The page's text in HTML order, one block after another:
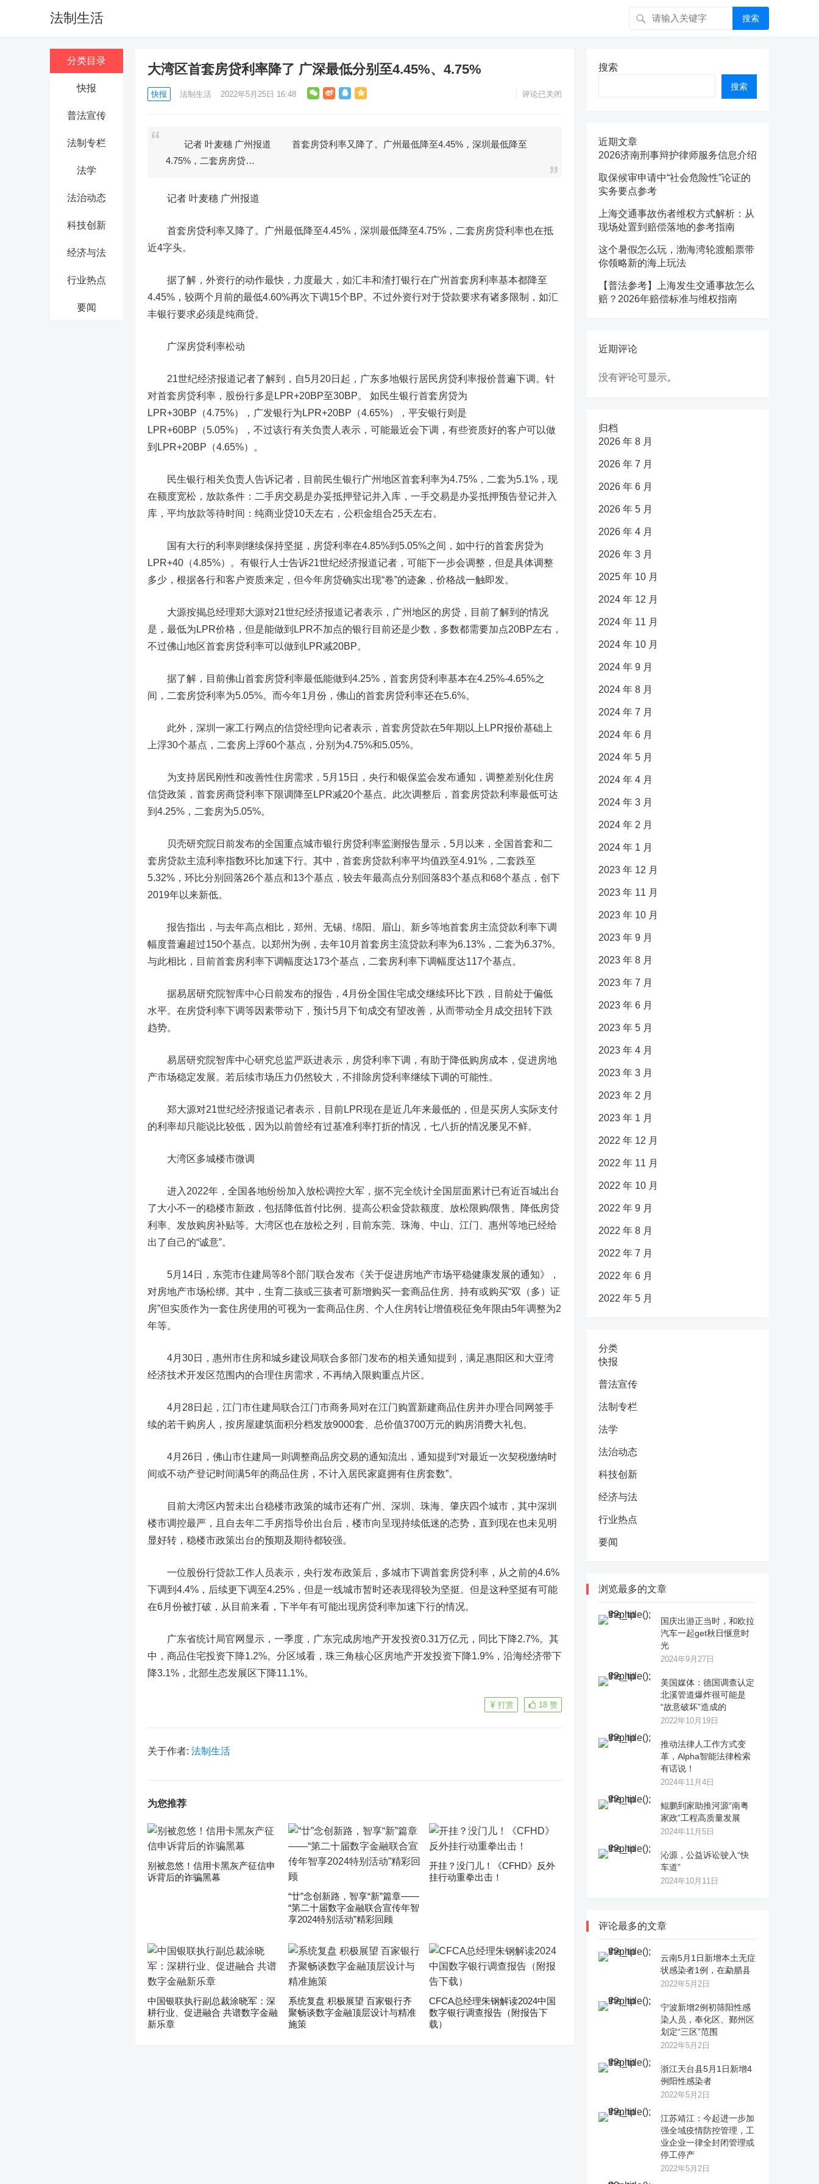
法制生活 搜索
分类目录
快报
普法宣传
法制专栏
法学
法治动态
科技创新
经济与法
行业热点
要闻
大湾区首套房贷利率降了 广深最低分别至4.45%、4.75%
快报 法制生活 2022年5月25日 16:48 评论已关闭
记者 叶麦穗 广州报道 首套房贷利率又降了。广州最低降至4.45%，深圳最低降至
4.75%，二套房房贷…
记者 叶麦穗 广州报道
首套房贷利率又降了。广州最低降至4.45%，深圳最低降至4.75%，二套房房贷利率也在抵
近4字头。
据了解，外资行的动作最快，力度最大，如汇丰和渣打银行在广州首套房利率基本都降至
4.45%，较两个月前的最低4.60%再次下调15个BP。不过外资行对于贷款要求有诸多限制，如汇
丰银行要求必须是纯商贷。
广深房贷利率松动
21世纪经济报道记者了解到，自5月20日起，广东多地银行居民房贷利率报价普遍下调。针
对首套房贷利率，股份行多是LPR+20BP至30BP。 如民生银行首套房贷为
LPR+30BP（4.75%），广发银行为LPR+20BP（4.65%）， 平安银行则是
LPR+60BP（5.05%），不过该行有关负责人表示，可能最近会下调，有些资质好的客户可以做
到LPR+20BP（4.65%）。
民生银行相关负责人告诉记者，目前民生银行广州地区首套利率为4.75%，二套为5.1%，现
在额度宽松，放款条件：二手房交易是办妥抵押登记并入库，一手交易是办妥抵押预告登记并入
库，平均放款等待时间：纯商业贷10天左右，公积金组合25天左右。
国有大行的利率则继续保持坚挺，房贷利率在4.85%到5.05%之间，如中行的首套房贷为
LPR+40（4.85%）。有银行人士告诉21世纪经济报道记者，可能下一步会调整，但是具体调整
多少，根据各行和客户资质来定，但今年房贷确实出现“卷”的迹象，价格战一触即发。
大源按揭总经理郑大源对21世纪经济报道记者表示，广州地区的房贷，目前了解到的情况
是，最低为LPR价格，但是能做到LPR不加点的银行目前还是少数，多数都需要加点20BP左右，
不过佛山地区首套房贷利率可以做到LPR减20BP。
据了解，目前佛山首套房贷利率最低能做到4.25%，首套房贷利率基本在4.25%-4.65%之
间，二套房贷利率为5.05%。而今年1月份，佛山的首套房贷利率还在5.6%。
此外，深圳一家工行网点的信贷经理向记者表示，首套房贷款在5年期以上LPR报价基础上
上浮30个基点，二套房上浮60个基点，分别为4.75%和5.05%。
为支持居民刚性和改善性住房需求，5月15日，央行和银保监会发布通知，调整差别化住房
信贷政策，首套房商贷利率下限调降至LPR减20个基点。此次调整后，首套房贷款利率最低可达
到4.25%，二套房为5.05%。
贝壳研究院日前发布的全国重点城市银行房贷利率监测报告显示，5月以来，全国首套和二
套房贷款主流利率指数环比加速下行。其中，首套房贷款利率平均值跌至4.91%，二套跌至
5.32%，环比分别回落26个基点和13个基点，较去年最高点分别回落83个基点和68个基点，创下
2019年以来新低。
报告指出，与去年高点相比，郑州、无锡、绵阳、眉山、新乡等地首套房主流贷款利率下调
幅度普遍超过150个基点。以郑州为例，去年10月首套房主流贷款利率为6.13%，二套为6.37%。
与此相比，目前首套房利率下调幅度达173个基点，二套房利率下调幅度达117个基点。
据易居研究院智库中心日前发布的报告，4月份全国住宅成交继续环比下跌，目前处于偏低
水平。在房贷利率下调等因素带动下，预计5月下旬成交有望改善，从而带动全月成交扭转下跌
趋势。
易居研究院智库中心研究总监严跃进表示，房贷利率下调，有助于降低购房成本，促进房地
产市场稳定发展。若后续市场压力仍然较大，不排除房贷利率继续下调的可能性。
郑大源对21世纪经济报道记者表示，目前LPR现在是近几年来最低的，但是买房人实际支付
的利率却只能说比较低，因为以前曾经有过基准利率打折的情况，七八折的情况屡见不鲜。
大湾区多城楼市微调
进入2022年，全国各地纷纷加入放松调控大军，据不完全统计全国层面累计已有近百城出台
了大小不一的稳楼市新政，包括降低首付比例、提高公积金贷款额度、放松限购/限售、降低房贷
利率、发放购房补贴等。大湾区也在放松之列，目前东莞、珠海、中山、江门、惠州等地已经给
出了自己的“诚意”。
5月14日，东莞市住建局等8个部门联合发布《关于促进房地产市场平稳健康发展的通知》，
对房地产市场松绑。其中，生育二孩或三孩者可新增购买一套商品住房、持有或购买“双（多）证
房”但实质作为一套住房使用的可视为一套商品住房、个人住房转让增值税征免年限由5年调整为2
年等。
4月30日，惠州市住房和城乡建设局联合多部门发布的相关通知提到，满足惠阳区和大亚湾
经济技术开发区范围内的合理住房需求，不再纳入限购重点片区。
4月28日起，江门市住建局联合江门市商务局对在江门购置新建商品住房并办理合同网签手
续的若干购房人，按房屋建筑面积分档发放9000套、总价值3700万元的购房消费大礼包。
4月26日，佛山市住建局一则调整商品房交易的通知流出，通知提到“对最近一次契税缴纳时
间或不动产登记时间满5年的商品住房，不计入居民家庭拥有住房套数”。
目前大湾区内暂未出台稳楼市政策的城市还有广州、深圳、珠海、肇庆四个城市，其中深圳
楼市调控最严，且自去年二手房指导价出台后，楼市向呈现持续低迷的态势，直到现在也未见明
显好转，稳楼市政策出台的预期及期待都较强。
一位股份行贷款工作人员表示，央行发布政策后，多城市下调首套房贷利率，从之前的4.6%
下调到4.4%，后续更下调至4.25%，但是一线城市暂时还表现得较为坚挺。但是这种坚挺有可能
在6月份被打破，从目前来看，下半年有可能出现房贷利率加速下行的情况。
广东省统计局官网显示，一季度，广东完成房地产开发投资0.31万亿元，同比下降2.7%。其
中，商品住宅投资下降1.2%。分区域看，珠三角核心区房地产开发投资下降1.9%，沿海经济带下
降3.1%，北部生态发展区下降11.1%。
18 赞
打赏
关于作者: 法制生活
为您推荐
别被忽悠！信用卡黑灰产征信申
诉背后的诈骗黑幕
“廿”念创新路，智享“新”篇章——
“第二十届数字金融联合宣传年智
享2024特别活动”精彩回顾
开挂？没门儿！《CFHD》反外
挂行动重拳出击！
中国银联执行副总裁涂晓军：深
耕行业、促进融合 共谱数字金融
新乐章
系统复盘 积极展望 百家银行齐
聚畅谈数字金融顶层设计与精准
施策
CFCA总经理朱钢解读2024中国
数字银行调查报告（附报告下
载）
搜索
搜索
近期文章
2026济南刑事辩护律师服务信息介绍
取保候审申请中“社会危险性”论证的
实务要点参考
上海交通事故伤者维权方式解析：从
现场处置到赔偿落地的参考指南
这个暑假怎么玩，渤海湾轮渡船票带
你领略新的海上玩法
【普法参考】上海发生交通事故怎么
赔？2026年赔偿标准与维权指南
近期评论
没有评论可显示。
归档
2026 年 8 月
2026 年 7 月
2026 年 6 月
2026 年 5 月
2026 年 4 月
2026 年 3 月
2025 年 10 月
2024 年 12 月
2024 年 11 月
2024 年 10 月
2024 年 9 月
2024 年 8 月
2024 年 7 月
2024 年 6 月
2024 年 5 月
2024 年 4 月
2024 年 3 月
2024 年 2 月
2024 年 1 月
2023 年 12 月
2023 年 11 月
2023 年 10 月
2023 年 9 月
2023 年 8 月
2023 年 7 月
2023 年 6 月
2023 年 5 月
2023 年 4 月
2023 年 3 月
2023 年 2 月
2023 年 1 月
2022 年 12 月
2022 年 11 月
2022 年 10 月
2022 年 9 月
2022 年 8 月
2022 年 7 月
2022 年 6 月
2022 年 5 月
分类
快报
普法宣传
法制专栏
法学
法治动态
科技创新
经济与法
行业热点
要闻
浏览最多的文章
国庆出游正当时，和欧拉
汽车一起get秋日惬意时
光
2024年9月27日
美国媒体：德国调查认定
北溪管道爆炸很可能是
“故意破坏”造成的
2022年10月19日
推动法律人工作方式变
革，Alpha智能法律检索
有话说！
2024年11月4日
鲲鹏到家助推河源“南粤
家政”工程高质量发展
2024年11月5日
沁源，公益诉讼驶入“快
车道”
2024年10月11日
评论最多的文章
云南5月1日新增本土无症
状感染者1例，在勐腊县
2022年5月2日
宁波新增2例初筛阳性感
染人员，奉化区、鄞州区
划定“三区”范围
2022年5月2日
浙江天台县5月1日新增4
例阳性感染者
2022年5月2日
江苏靖江：今起进一步加
强全域疫情防控管理，工
业企业一律全封闭管理或
停工停产
2022年5月2日